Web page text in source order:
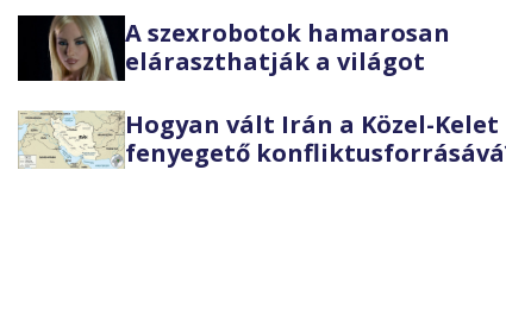
A szexrobotok hamarosan
eláraszthatják a világot
Hogyan vált Irán a Közel-
fenyegető